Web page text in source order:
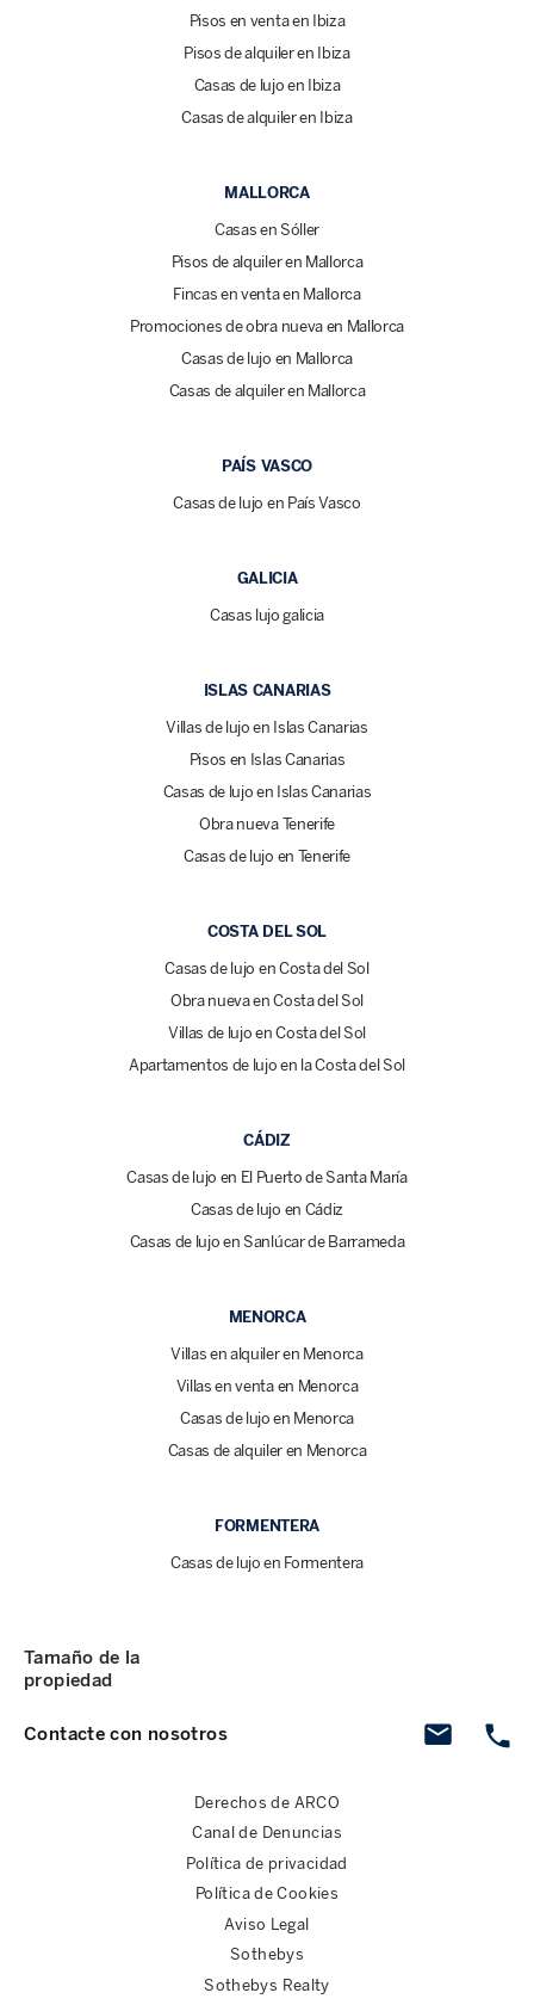
Pisos en venta en Ibiza
Pisos de alquiler en Ibiza
Casas de lujo en Ibiza
Casas de alquiler en Ibiza
MALLORCA
Casas en Sóller
Pisos de alquiler en Mallorca
Fincas en venta en Mallorca
Promociones de obra nueva en Mallorca
Casas de lujo en Mallorca
Casas de alquiler en Mallorca
PAÍS VASCO
Casas de lujo en País Vasco
GALICIA
Casas lujo galicia
ISLAS CANARIAS
Villas de lujo en Islas Canarias
Pisos en Islas Canarias
Casas de lujo en Islas Canarias
Obra nueva Tenerife
Casas de lujo en Tenerife
COSTA DEL SOL
Casas de lujo en Costa del Sol
Obra nueva en Costa del Sol
Villas de lujo en Costa del Sol
Apartamentos de lujo en la Costa del Sol
CÁDIZ
Casas de lujo en El Puerto de Santa María
Casas de lujo en Cádiz
Casas de lujo en Sanlúcar de Barrameda
MENORCA
Villas en alquiler en Menorca
Villas en venta en Menorca
Casas de lujo en Menorca
Casas de alquiler en Menorca
FORMENTERA
Casas de lujo en Formentera
Contacte con nosotros
Tamaño de la
propiedad
Derechos de ARCO
Canal de Denuncias
Política de privacidad
Política de Cookies
Aviso Legal
Sothebys
Sothebys Realty